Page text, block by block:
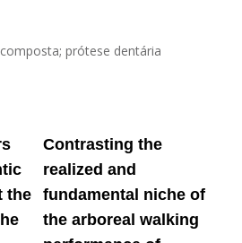
prótese dentária
the
Contrasting the
realized and
fundamental niche of
the arboreal walking